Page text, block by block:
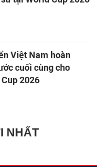
Việt Nam hoàn
cuối cùng cho
2026
NHẤT